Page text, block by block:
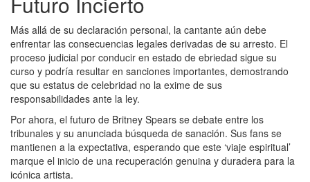
Más allá de su declaración personal, la cantante aún debe
enfrentar las consecuencias legales derivadas de su arresto. El
proceso judicial por conducir en estado de ebriedad sigue su
curso y podría resultar en sanciones importantes, demostrando
que su estatus de celebridad no la exime de sus
responsabilidades ante la ley.
Por ahora, el futuro de Britney Spears se debate entre los
tribunales y su anunciada búsqueda de sanación. Sus fans se
mantienen a la expectativa, esperando que este ‘viaje espiritual’
marque el inicio de una recuperación genuina y duradera para la
icónica artista.